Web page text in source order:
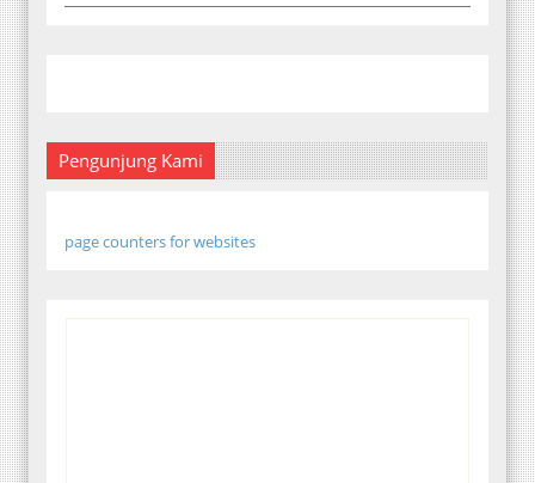
Pengunjung Kami
page counters for websites